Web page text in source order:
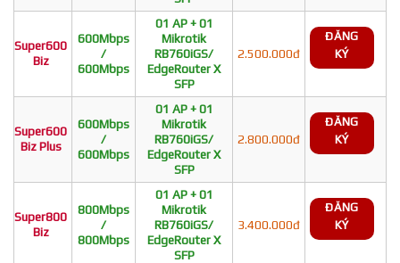
Super600
Biz
600Mbps
/
600Mbps
01 AP + 01
Mikrotik
RB760iGS/
EdgeRouter X
SFP
2.500.000đ
ĐĂNG
KÝ
Super600
Biz Plus
600Mbps
/
600Mbps
01 AP + 01
Mikrotik
RB760iGS/
EdgeRouter X
SFP
2.800.000đ
ĐĂNG
KÝ
Super800
Biz
800Mbps
/
800Mbps
01 AP + 01
Mikrotik
RB760iGS/
EdgeRouter X
SFP
3.400.000đ
ĐĂNG
KÝ